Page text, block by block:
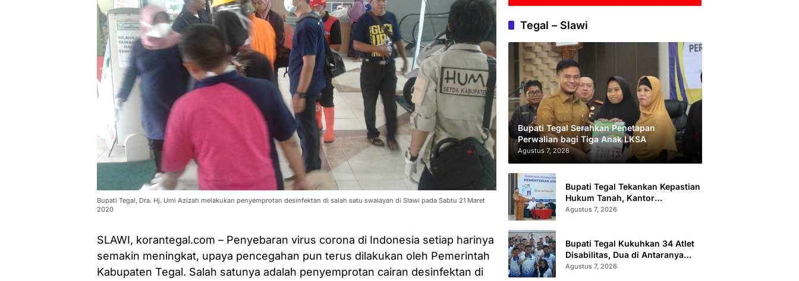
Bupati Tegal, Dra. Hj. Umi Azizah melakukan penyemprotan desinfektan di salah satu swalayan di Slawi pada Sabtu 21 Maret
2020
SLAWI, korantegal.com – Penyebaran virus corona di Indonesia setiap harinya
semakin meningkat, upaya pencegahan pun terus dilakukan oleh Pemerintah
Kabupaten Tegal. Salah satunya adalah penyemprotan cairan desinfektan di
Tegal – Slawi
Bupati Tegal Serahkan Penetapan
Perwalian bagi Tiga Anak LKSA
Agustus 7, 2026
Bupati Tegal Tekankan Kepastian
Hukum Tanah, Kantor
Pertanahan Catat 296.869
Agustus 7, 2026
Bupati Tegal Kukuhkan 34 Atlet
Disabilitas, Dua di Antaranya
Berlaga di Level Dunia
Agustus 7, 2026